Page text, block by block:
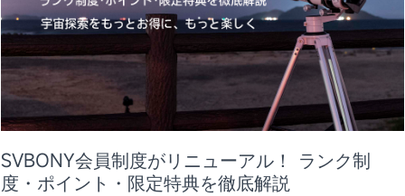
SVBONY会員制度がリニューアル！ ランク制
度・ポイント・限定特典を徹底解説